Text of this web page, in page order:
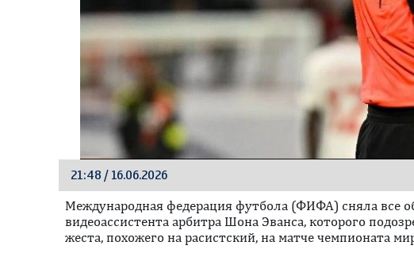
21:48 / 16.06.2026
Международная федерация футбола (ФИФА) сняла все
видеоассистента арбитра Шона Эванса, которого
жеста, похожего на расистский, на матче чемпионата